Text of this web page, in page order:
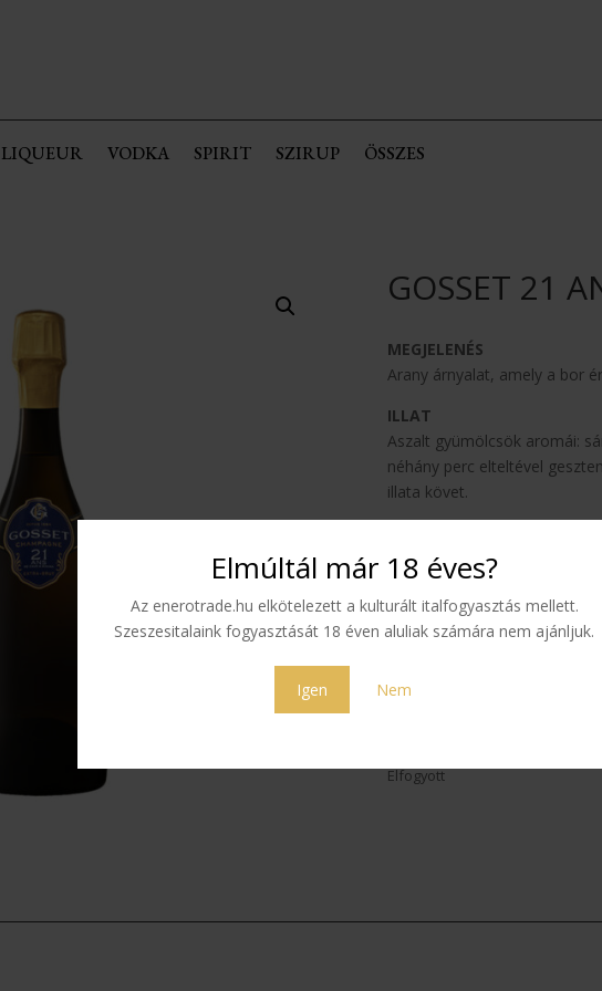
Elmúltál már 18 éves?
Az enerotrade.hu elkötelezett a kulturált italfogyasztás mellett.
Szeszesitalaink fogyasztását 18 éven aluliak számára nem ajánljuk.
Igen Nem
LIQUEUR VODKA SPIRIT SZIRUP ÖSSZES
GOSSET 21
MEGJELENÉS
Arany árnyalat, amely a bor
ILLAT
Aszalt gyümölcsök aromái:
néhány perc elteltével
illata követ.
A korty szilva és más sárga
kandírozott citrusfélék
sűrűséget mutat, enyhe
az utóízben meglepő
egyensúlyozza ki – ez
Elfogyott